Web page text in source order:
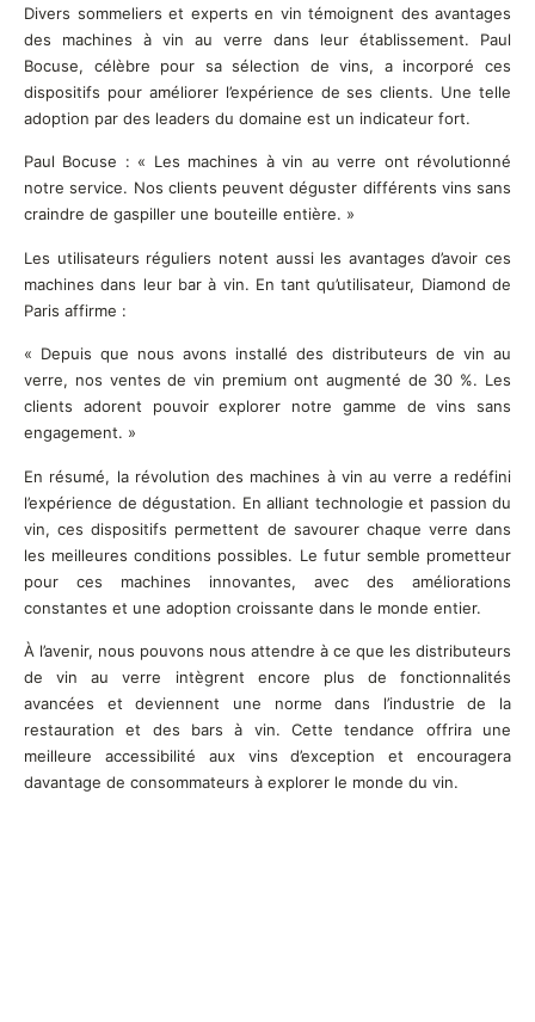
Divers sommeliers et experts en vin témoignent des avantages
des machines à vin au verre dans leur établissement. Paul
Bocuse, célèbre pour sa sélection de vins, a incorporé ces
dispositifs pour améliorer l’expérience de ses clients. Une telle
adoption par des leaders du domaine est un indicateur fort.
Paul Bocuse : « Les machines à vin au verre ont révolutionné
notre service. Nos clients peuvent déguster différents vins sans
craindre de gaspiller une bouteille entière. »
Les utilisateurs réguliers notent aussi les avantages d’avoir ces
machines dans leur bar à vin. En tant qu’utilisateur, Diamond de
Paris affirme :
« Depuis que nous avons installé des distributeurs de vin au
verre, nos ventes de vin premium ont augmenté de 30 %. Les
clients adorent pouvoir explorer notre gamme de vins sans
engagement. »
En résumé, la révolution des machines à vin au verre a redéfini
l’expérience de dégustation. En alliant technologie et passion du
vin, ces dispositifs permettent de savourer chaque verre dans
les meilleures conditions possibles. Le futur semble prometteur
pour ces machines innovantes, avec des améliorations
constantes et une adoption croissante dans le monde entier.
À l’avenir, nous pouvons nous attendre à ce que les distributeurs
de vin au verre intègrent encore plus de fonctionnalités
avancées et deviennent une norme dans l’industrie de la
restauration et des bars à vin. Cette tendance offrira une
meilleure accessibilité aux vins d’exception et encouragera
davantage de consommateurs à explorer le monde du vin.